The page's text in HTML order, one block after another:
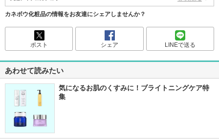
カネボウ化粧品の情報をお友達にシェアしませんか？
ポスト シェア LINEで送る
あわせて読みたい
気になるお肌のくすみに！ブライトニングケア特
集